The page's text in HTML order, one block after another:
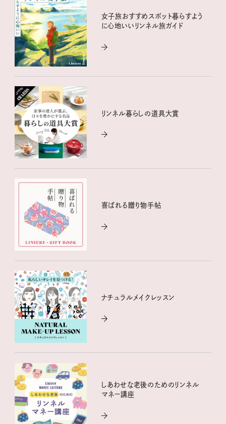
女子旅おすすめスポット暮らすよう
に心地いいリンネル旅ガイド
リンネル暮らしの道具大賞
喜ばれる贈り物手帖
ナチュラルメイクレッスン
しあわせな老後のためのリンネル
マネー講座